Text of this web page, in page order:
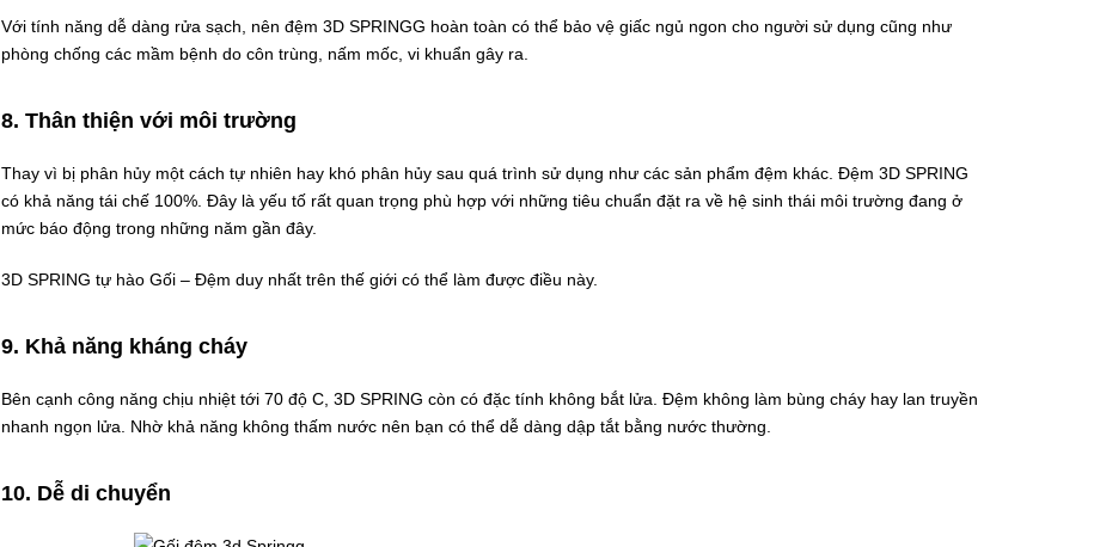
Với tính năng dễ dàng rửa sạch, nên đệm 3D SPRINGG hoàn toàn có thể bảo vệ giấc ngủ ngon cho người sử dụng cũng như
phòng chống các mầm bệnh do côn trùng, nấm mốc, vi khuẩn gây ra.
8. Thân thiện với môi trường
Thay vì bị phân hủy một cách tự nhiên hay khó phân hủy sau quá trình sử dụng như các sản phẩm đệm khác. Đệm 3D SPRING
có khả năng tái chế 100%. Đây là yếu tố rất quan trọng phù hợp với những tiêu chuẩn đặt ra về hệ sinh thái môi trường đang ở
mức báo động trong những năm gần đây.
3D SPRING tự hào Gối – Đệm duy nhất trên thế giới có thể làm được điều này.
9. Khả năng kháng cháy
Bên cạnh công năng chịu nhiệt tới 70 độ C, 3D SPRING còn có đặc tính không bắt lửa. Đệm không làm bùng cháy hay lan truyền
nhanh ngọn lửa. Nhờ khả năng không thấm nước nên bạn có thể dễ dàng dập tắt bằng nước thường.
10. Dễ di chuyển